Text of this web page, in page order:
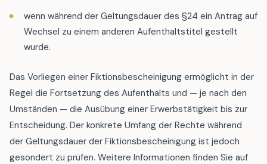
wenn während der Geltungsdauer des §24 ein Antrag auf
Wechsel zu einem anderen Aufenthaltstitel gestellt
wurde.
Das Vorliegen einer Fiktionsbescheinigung ermöglicht in der
Regel die Fortsetzung des Aufenthalts und — je nach den
Umständen — die Ausübung einer Erwerbstätigkeit bis zur
Entscheidung. Der konkrete Umfang der Rechte während
der Geltungsdauer der Fiktionsbescheinigung ist jedoch
gesondert zu prüfen. Weitere Informationen finden Sie auf